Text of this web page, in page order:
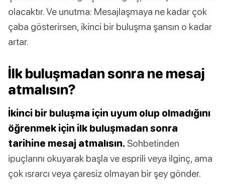
olacaktır. Ve unutma: Mesajlaşmaya ne kadar çok
çaba gösterirsen, ikinci bir buluşma şansın o kadar
artar.
İlk buluşmadan sonra ne mesaj
atmalısın?
İkinci bir buluşma için uyum olup olmadığını
öğrenmek için ilk buluşmadan sonra
tarihine mesaj atmalısın. Sohbetinden
ipuçlarını okuyarak başla ve esprili veya ilginç, ama
çok ısrarcı veya çaresiz olmayan bir şey gönder.